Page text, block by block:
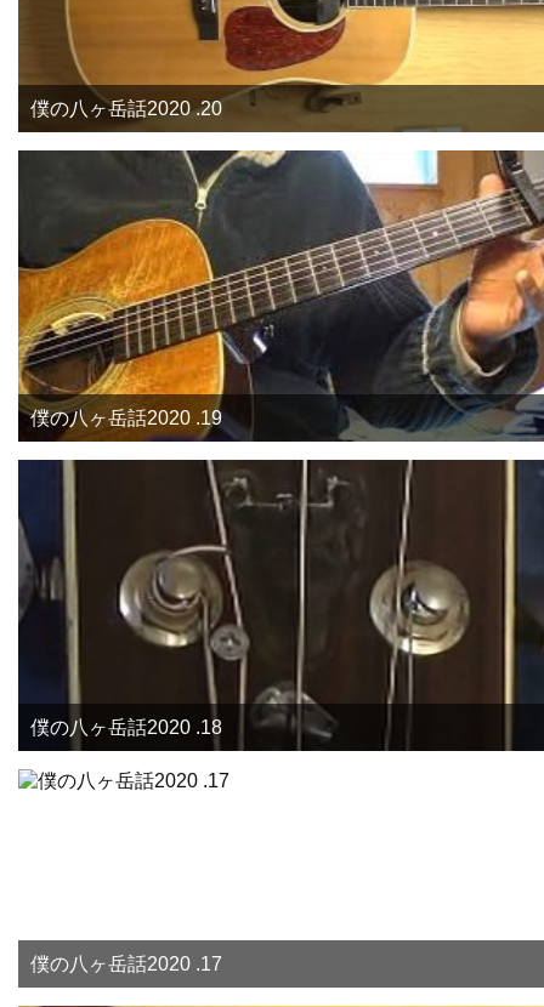
僕の八ヶ岳話2020 .20
僕の八ヶ岳話2020 .19
僕の八ヶ岳話2020 .18
僕の八ヶ岳話2020 .17